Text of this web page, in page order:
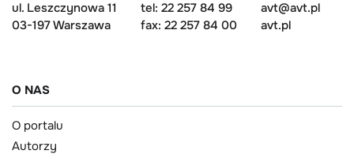
ul. Leszczynowa 11
03-197 Warszawa
tel: 22 257 84 99
fax: 22 257 84 00
avt@avt.pl
avt.pl
O NAS
O portalu
Autorzy